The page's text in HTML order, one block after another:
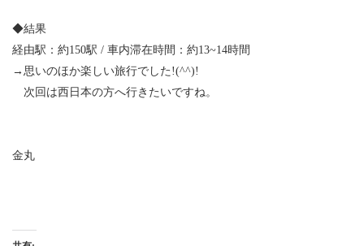
◆結果
経由駅：約150駅 / 車内滞在時間：約13~14時間
→思いのほか楽しい旅行でした!(^^)!
次回は西日本の方へ行きたいですね。
金丸